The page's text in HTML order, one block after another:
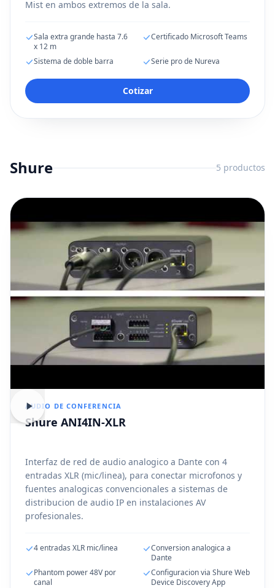
Mist en ambos extremos de la sala.
Sala extra grande hasta 7.6
x 12 m
Certificado Microsoft Teams
Sistema de doble barra Serie pro de Nureva
Cotizar
Shure 5 productos
AUDIO DE CONFERENCIA
Shure ANI4IN-XLR
Interfaz de red de audio analogico a Dante con 4
entradas XLR (mic/linea), para conectar microfonos y
fuentes analogicas convencionales a sistemas de
distribucion de audio IP en instalaciones AV
profesionales.
4 entradas XLR mic/linea
Conversion analogica a
Dante
Phantom power 48V por
canal
Configuracion via Shure Web
Device Discovery App